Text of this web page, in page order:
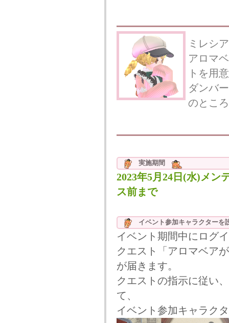
ミレシ
アロマ
トを用
ダンバ
のとこ
実施期間
2023年5月24日(水)メン
ス前まで
イベント参加キャラクター
イベント期間中にログ
クエスト「アロマベア
が届きます。
クエストの指示に従い
て、
イベント参加キャラク